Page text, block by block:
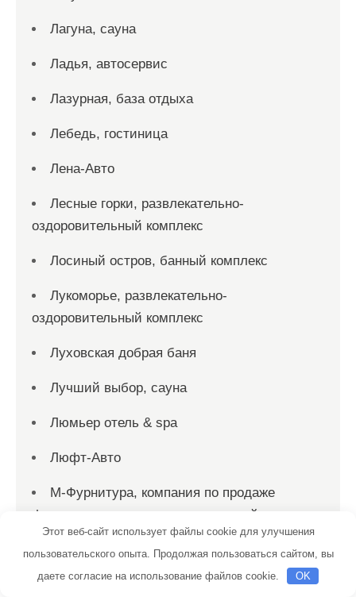
Лагуна, сауна
Ладья, автосервис
Лазурная, база отдыха
Лебедь, гостиница
Лена-Авто
Лесные горки, развлекательно-
оздоровительный комплекс
Лосиный остров, банный комплекс
Лукоморье, развлекательно-
оздоровительный комплекс
Луховская добрая баня
Лучший выбор, сауна
Люмьер отель & spa
Люфт-Авто
М-Фурнитура, компания по продаже
фурнитуры для раздвижных дверей
Магазин Постоянных Распродаж
Магистраль
Этот веб-сайт использует файлы cookie для улучшения
пользовательского опыта. Продолжая пользоваться сайтом, вы
даете согласие на использование файлов cookie.
OK